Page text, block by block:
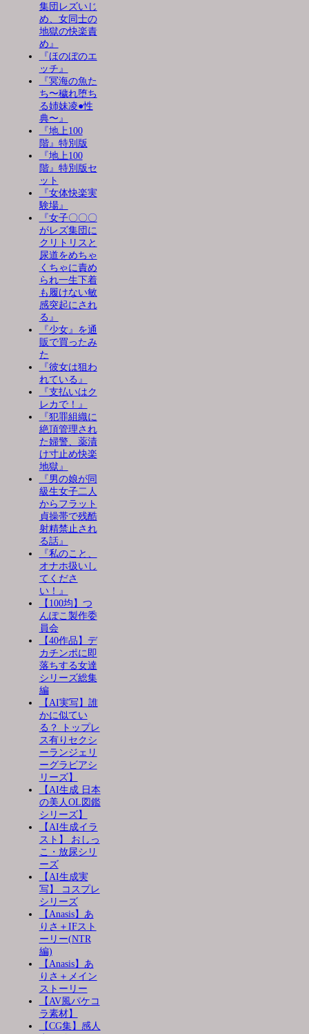
集団レズいじ
め、女同士の
地獄の快楽責
め』
『ほのぼのエ
ッチ』
『冥海の魚た
ち〜穢れ堕ち
る姉妹凌●性
典〜』
『地上100
階』特別版
『地上100
階』特別版セ
ット
『女体快楽実
験場』
『女子〇〇〇
がレズ集団に
クリトリスと
尿道をめちゃ
くちゃに責め
られ一生下着
も履けない敏
感突起にされ
る』
『少女』を通
販で買ったみ
た
『彼女は狙わ
れている』
『支払いはク
レカで！』
『犯罪組織に
絶頂管理され
た婦警、薬漬
け寸止め快楽
地獄』
『男の娘が同
級生女子二人
からフラット
貞操帯で残酷
射精禁止され
る話』
『私のこと、
オナホ扱いし
てくださ
い！』
【100均】つ
んぽこ製作委
員会
【40作品】デ
カチンポに即
落ちする女達
シリーズ総集
編
【AI実写】誰
かに似てい
る？ トップレ
ス有りセクシ
ーランジェリ
ーグラビアシ
リーズ】
【AI生成 日本
の美人OL図鑑
シリーズ】
【AI生成イラ
スト】 おしっ
こ・放尿シリ
ーズ
【AI生成実
写】 コスプレ
シリーズ
【Anasis】あ
りさ＋IFスト
ーリー(NTR
編)
【Anasis】あ
りさ＋メイン
ストーリー
【AV風パケコ
ラ素材】
【CG集】感人